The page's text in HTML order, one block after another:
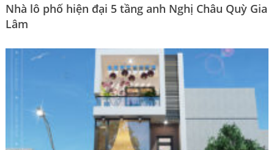
Nhà lô phố hiện đại 5 tầng anh Nghị Châu Quỳ Gia
Lâm